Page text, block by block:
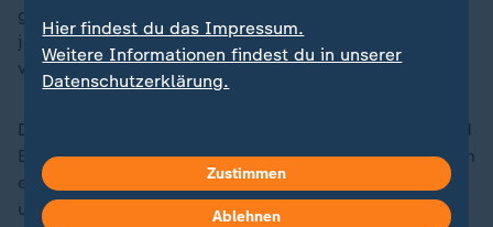
gilt. "Eine Selbstverständlichkeit, die in diesem Fall
jedoch leider besonderer Betonung bedarf, da sie von
verschiedenen Seiten infrage gestellt wurde."
Der Fall hatte im Frühjahr bundesweit für Aufsehen und
Bestürzung gesorgt. Nach den tödlichen Schüssen kam
es zu Demonstrationen für eine lückenlose Aufklärung
und gegen Polizeigewalt undRassismus
Hier findest du das Impressum.
Weitere Informationen findest du in unserer
Datenschutzerklärung.
Zustimmen
Ablehnen